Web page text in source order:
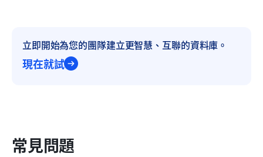
立即開始為您的團隊建立更智慧、互聯的資料庫。
現在就試
常見問題